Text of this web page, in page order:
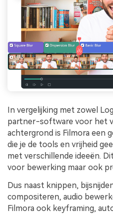
In vergelijking met zowel
partner-software voor het
achtergrond is Filmora een
die je de tools en vrijheid
met verschillende ideeën.
voor bewerking maar ook
Dus naast knippen,
compositeren, audio
Filmora ook keyframing,